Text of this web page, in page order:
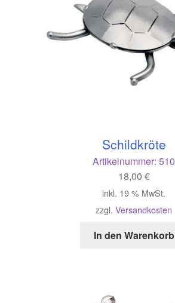
Schildkröte
Artikelnummer: 510
18,00 €
inkl. 19 % MwSt.
zzgl. Versandkosten
In den Warenkorb